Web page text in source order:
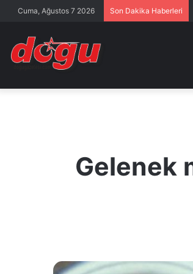
Cuma, Ağustos 7 2026 Son Dakika Haberleri
Gelenek